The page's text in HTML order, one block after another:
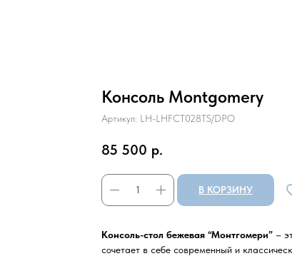
Консоль Montgomery
Артикул: LH-LHFCT028TS/DPO
85 500 р.
В КОРЗИНУ
Консоль-стол бежевая “Монтгомери” –
сочетает в себе современный и